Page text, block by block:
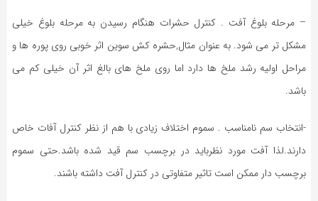
– مرحله بلوغ آفت . کنترل حشرات هنگام رسیدن به مرحله بلوغ خیلی
مشکل تر می شود. به عنوان مثال,حشره کش سوین اثر خوبی روی پوره ها و
مراحل اولیه رشد ملخ ها دارد اما روی ملخ های بالغ اثر آن خیلی کم می
باشد.
-انتخاب سم نامناسب . سموم اختلاف زیادی با هم از نظر کنترل آفات خاص
دارند.لذا آفت مورد نظرباید در برچسب سم قید شده باشد.حتی سموم
برچسب دار ممکن است تاثیر متفاوتی در کنترل آفت داشته باشند.